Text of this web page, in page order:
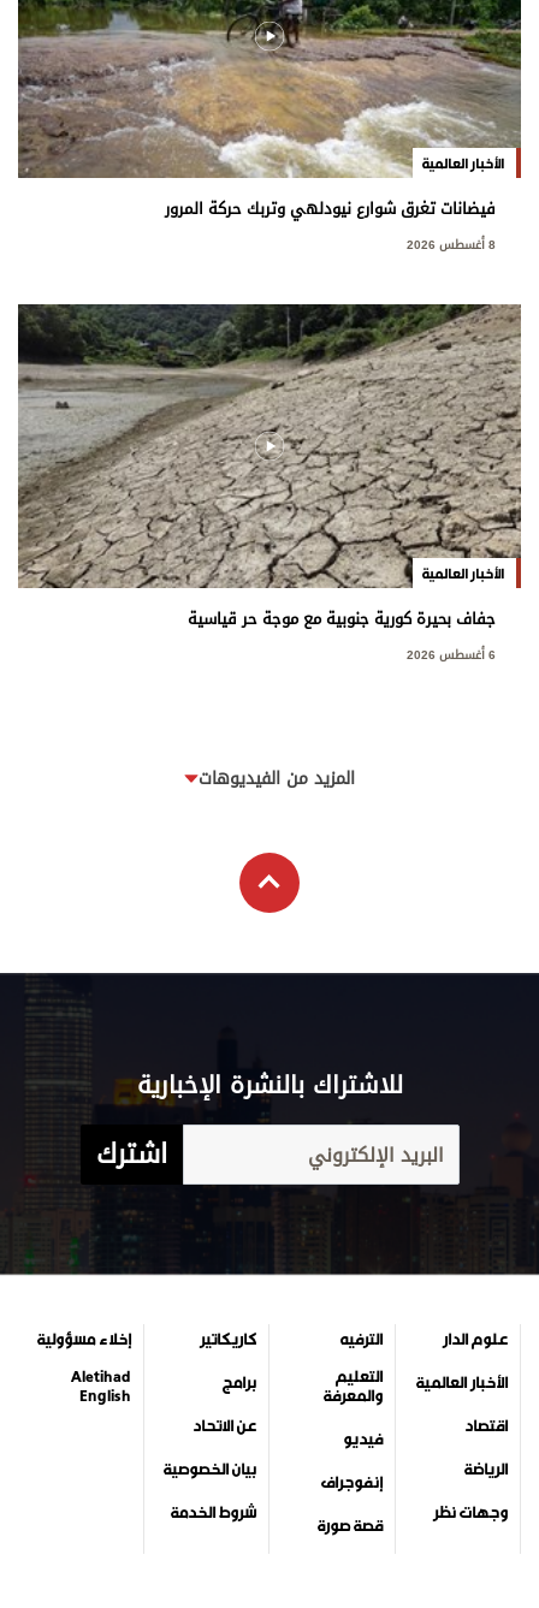
الأخبار العالمية
فيضانات تغرق شوارع نيودلهي وتربك حركة المرور
8 أغسطس 2026
الأخبار العالمية
جفاف بحيرة كورية جنوبية مع موجة حر قياسية
6 أغسطس 2026
المزيد من الفيديوهات
للاشتراك بالنشرة الإخبارية
اشترك
علوم الدار
الأخبار العالمية
اقتصاد
الرياضة
وجهات نظر
الترفيه
التعليم
والمعرفة
فيديو
إنفوجراف
قصة صورة
كاريكاتير
برامج
عن الاتحاد
بيان الخصوصية
شروط الخدمة
إخلاء مسؤولية
Aletihad
English